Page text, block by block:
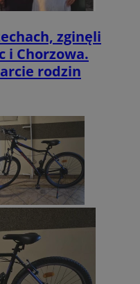
zginęli
i Chorzowa.
rodzin